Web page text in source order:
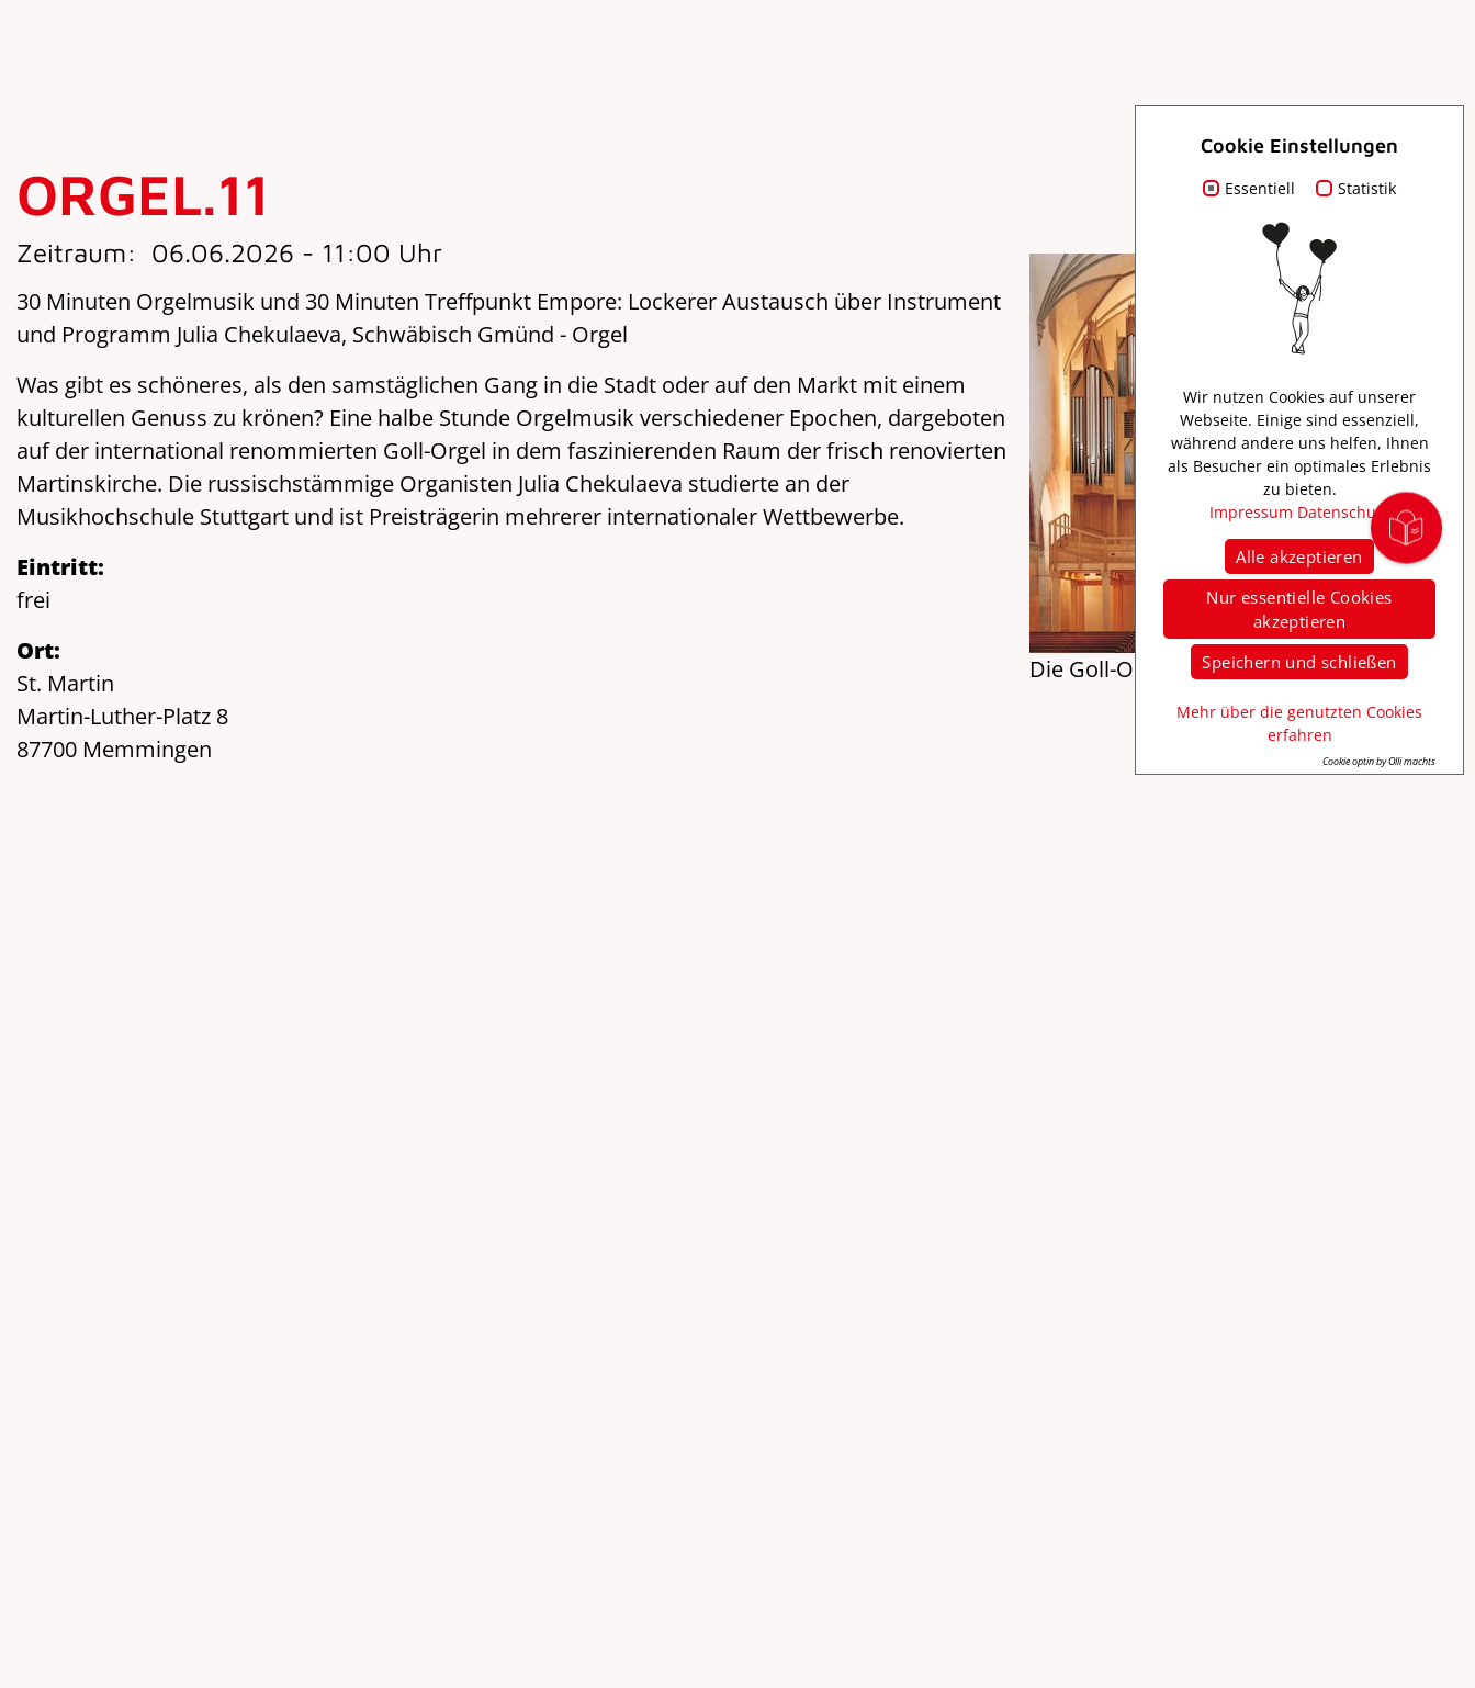
ORGEL.11
Die Goll-Orgel von St. Martin, Memmingen
Zeitraum: 06.06.2026 - 11:00 Uhr
30 Minuten Orgelmusik und 30 Minuten Treffpunkt Empore: Lockerer Austausch über Instrument
und Programm Julia Chekulaeva, Schwäbisch Gmünd - Orgel
Was gibt es schöneres, als den samstäglichen Gang in die Stadt oder auf den Markt mit einem
kulturellen Genuss zu krönen? Eine halbe Stunde Orgelmusik verschiedener Epochen, dargeboten
auf der international renommierten Goll-Orgel in dem faszinierenden Raum der frisch renovierten
Martinskirche. Die russischstämmige Organisten Julia Chekulaeva studierte an der
Musikhochschule Stuttgart und ist Preisträgerin mehrerer internationaler Wettbewerbe.
Eintritt:
frei
Ort:
St. Martin
Martin-Luther-Platz 8
87700 Memmingen
Cookie Einstellungen
Essentiell Statistik
Wir nutzen Cookies auf unserer
Webseite. Einige sind essenziell,
während andere uns helfen, Ihnen
als Besucher ein optimales Erlebnis
zu bieten.
Impressum Datenschutz
Alle akzeptieren
Nur essentielle Cookies
akzeptieren
Speichern und schließen
Mehr über die genutzten Cookies
erfahren
Cookie optin by Olli machts